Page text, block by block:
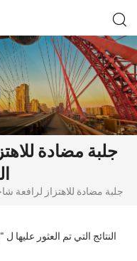
جلبة مضادة
جلبة مضادة للاهتزاز لرافعة